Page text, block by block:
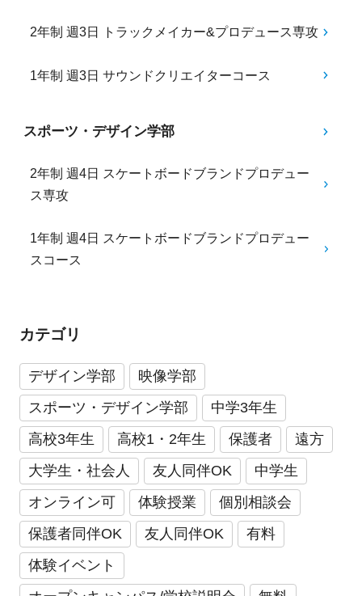
2年制 週3日 トラックメイカー&プロデュース専攻
1年制 週3日 サウンドクリエイターコース
スポーツ・デザイン学部
2年制 週4日 スケートボードブランドプロデュー
ス専攻
1年制 週4日 スケートボードブランドプロデュー
スコース
カテゴリ
デザイン学部
映像学部
スポーツ・デザイン学部
中学3年生
高校3年生
高校1・2年生 保護者
遠方
大学生・社会人
友人同伴OK
中学生
オンライン可
体験授業
個別相談会
保護者同伴OK
友人同伴OK
有料
体験イベント